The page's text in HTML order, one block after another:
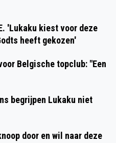
'Lukaku kiest voor deze
heeft gekozen'
Belgische topclub: "Een
begrijpen Lukaku niet
door en wil naar deze